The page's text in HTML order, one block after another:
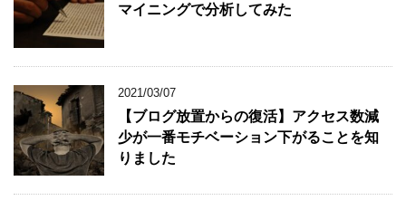
マイニングで分析してみた
2021/03/07
【ブログ放置からの復活】アクセス数減
少が一番モチベーション下がることを知
りました